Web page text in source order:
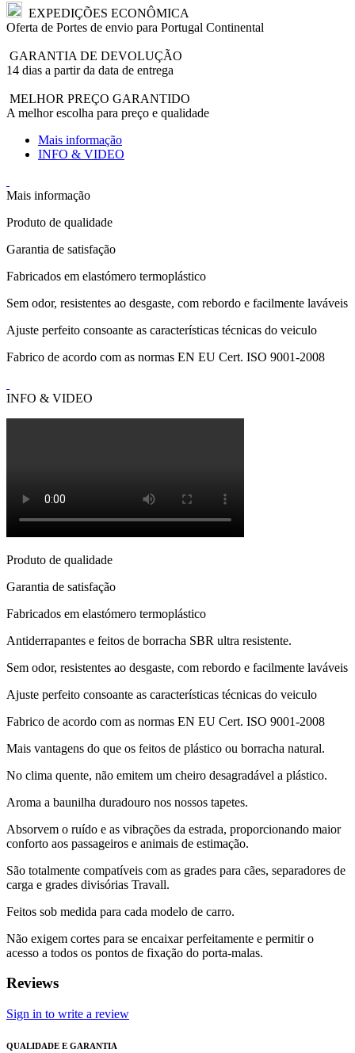
EXPEDIÇÕES ECONÔMICA
Oferta de Portes de envio para Portugal Continental
GARANTIA DE DEVOLUÇÃO
14 dias a partir da data de entrega
MELHOR PREÇO GARANTIDO
A melhor escolha para preço e qualidade
Mais informação
INFO & VIDEO
Mais informação
Produto de qualidade
Garantia de satisfação
Fabricados em elastómero termoplástico
Sem odor, resistentes ao desgaste, com rebordo e facilmente laváveis
Ajuste perfeito consoante as características técnicas do veiculo
Fabrico de acordo com as normas EN EU Cert. ISO 9001-2008
INFO & VIDEO
Produto de qualidade
Garantia de satisfação
Fabricados em elastómero termoplástico
Antiderrapantes e feitos de borracha SBR ultra resistente.
Sem odor, resistentes ao desgaste, com rebordo e facilmente laváveis
Ajuste perfeito consoante as características técnicas do veiculo
Fabrico de acordo com as normas EN EU Cert. ISO 9001-2008
Mais vantagens do que os feitos de plástico ou borracha natural.
No clima quente, não emitem um cheiro desagradável a plástico.
Aroma a baunilha duradouro nos nossos tapetes.
Absorvem o ruído e as vibrações da estrada, proporcionando maior
conforto aos passageiros e animais de estimação.
São totalmente compatíveis com as grades para cães, separadores de
carga e grades divisórias Travall.
Feitos sob medida para cada modelo de carro.
Não exigem cortes para se encaixar perfeitamente e permitir o
acesso a todos os pontos de fixação do porta-malas.
Reviews
Sign in to write a review
QUALIDADE E GARANTIA